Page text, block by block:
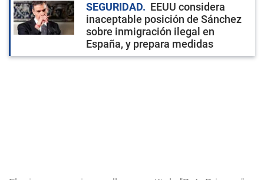
SEGURIDAD
EEUU considera
inaceptable posición de Sánchez
sobre inmigración ilegal en
España, y prepara medidas